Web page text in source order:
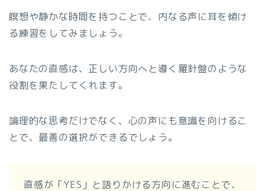
瞑想や静かな時間を持つことで、内なる声に耳を傾け
る練習をしてみましょう。
あなたの直感は、正しい方向へと導く羅針盤のような
役割を果たしてくれます。
論理的な思考だけでなく、心の声にも意識を向けるこ
とで、最善の選択ができるでしょう。
直感が「YES」と語りかける方向に進むことで、